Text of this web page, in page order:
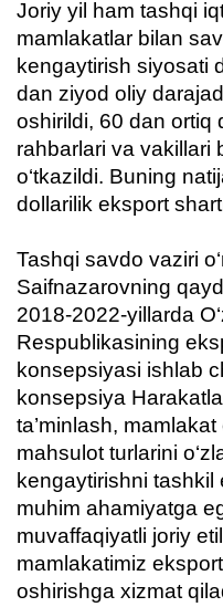
Joriy yil ham tashqi
mamlakatlar bilan
kengaytirish siyosati
dan ziyod oliy
oshirildi, 60 dan ortiq
rahbarlari va vakillari
o‘tkazildi. Buning
dollarilik eksport
Tashqi savdo vaziri
Saifnazarovning
2018-2022-yillarda
Respublikasining
konsepsiyasi ishlab
konsepsiya
ta’minlash,
mahsulot turlarini
kengaytirishni
muhim ahamiyatga
muvaffaqiyatli joriy
mamlakatimiz
oshirishga xizmat